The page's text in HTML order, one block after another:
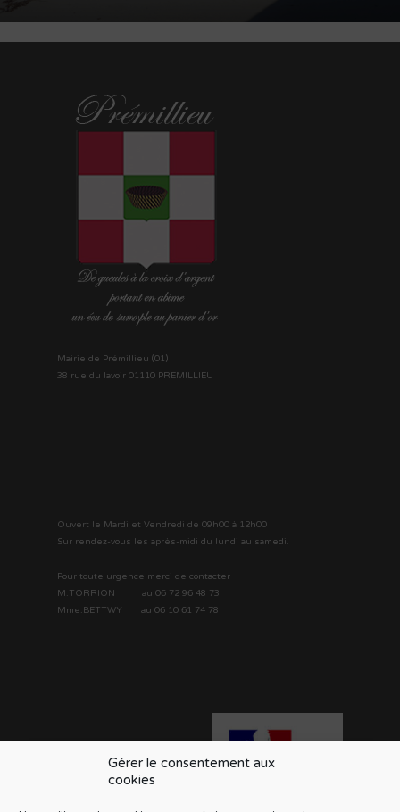
Gérer le consentement aux
cookies
Mairie de Prémillieu (01)
38 rue du lavoir 01110 PREMILLIEU
Ouvert le Mardi et Vendredi de 09h00 à 12h00
Sur rendez-vous les après-midi du lundi au samedi.
Pour toute urgence merci de contacter
M.TORRION au 06 72 96 48 73
Mme.BETTWY au 06 10 61 74 78